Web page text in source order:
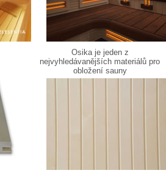
Osika je jeden z
nejvyhledávanějších materiálů pro
obložení sauny